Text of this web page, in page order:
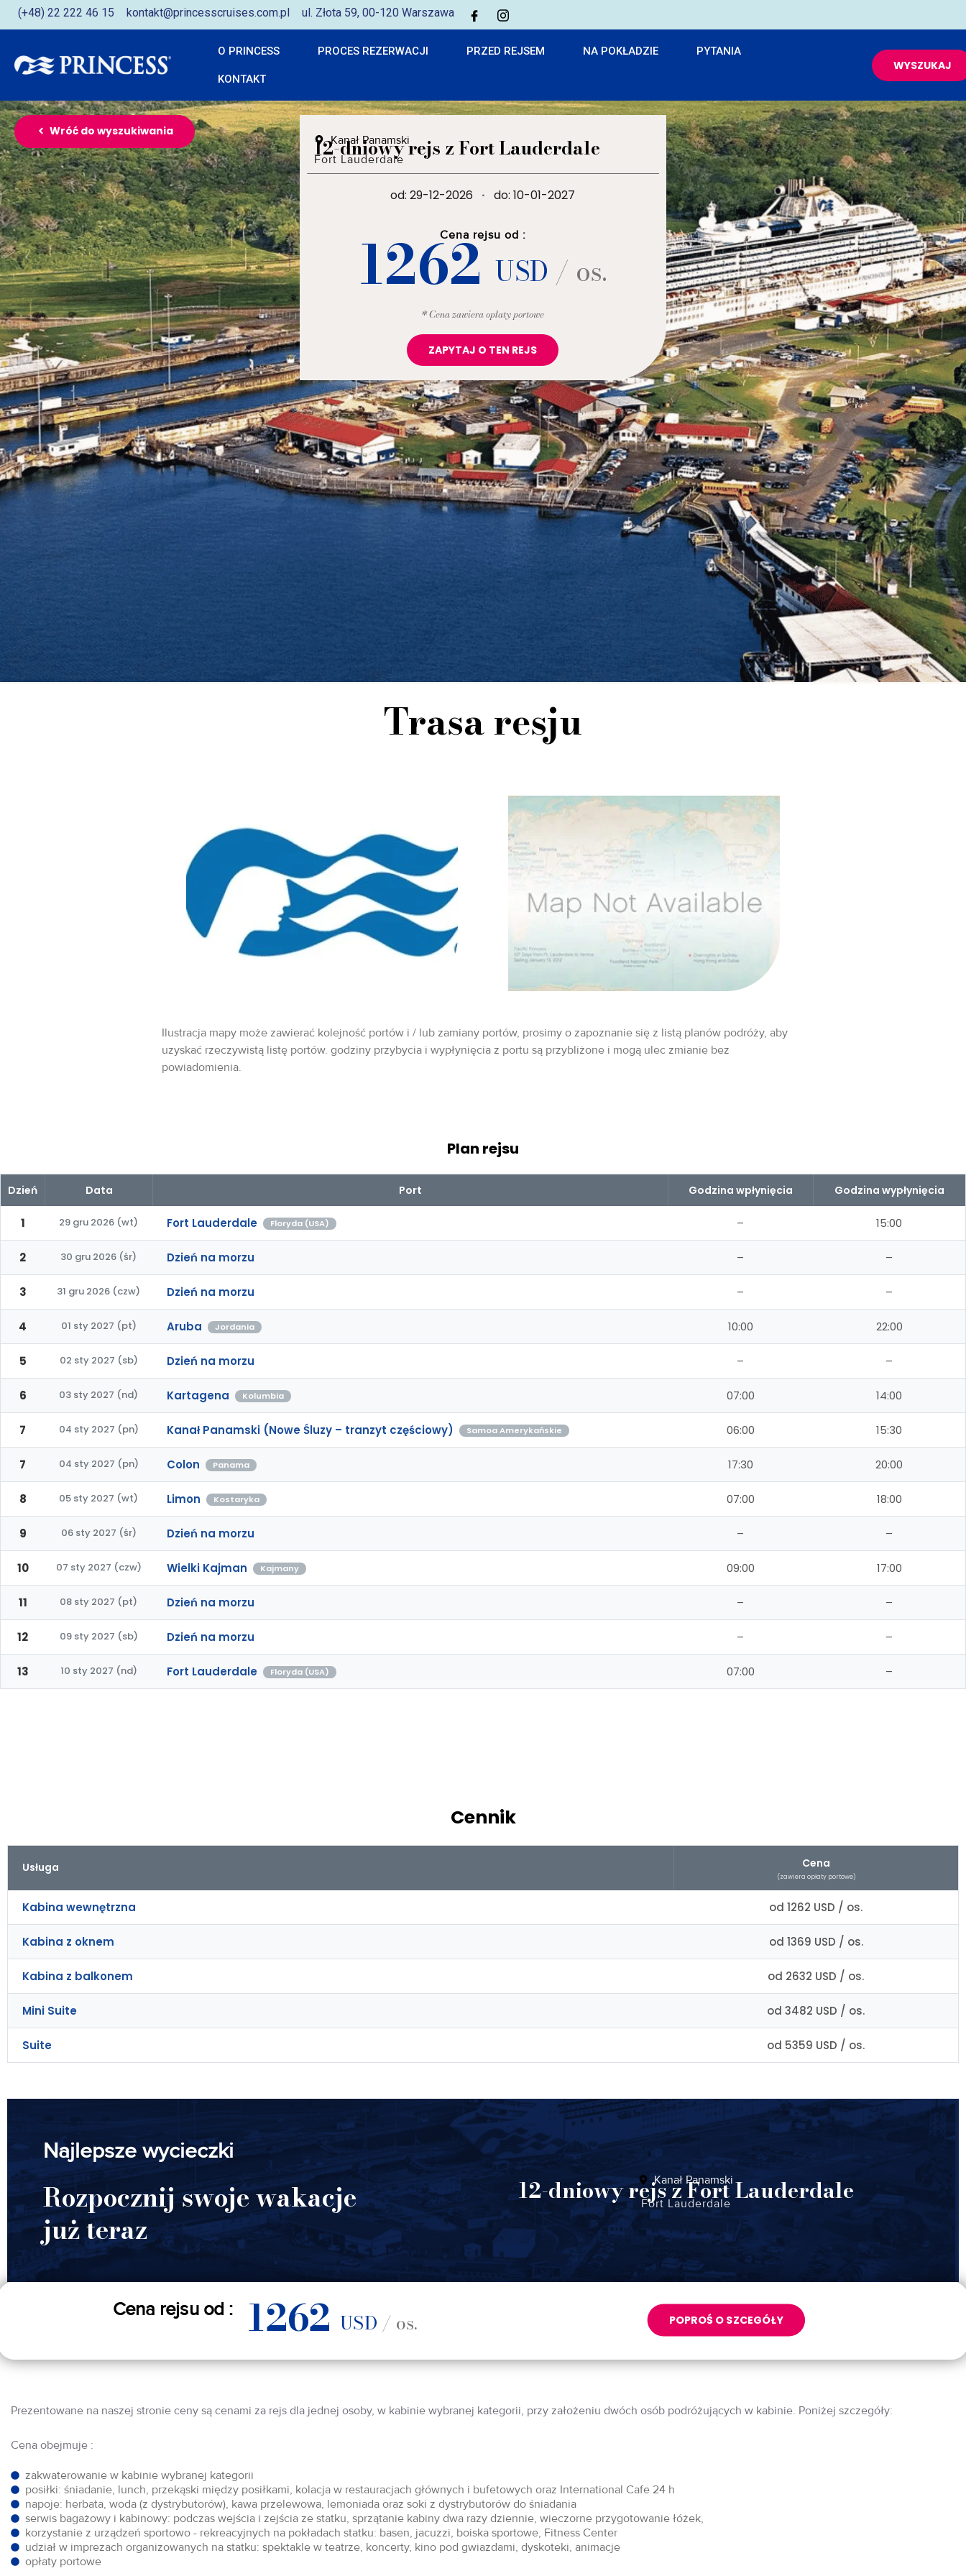
(+48) 22 222 46 15 kontakt@princesscruises.com.pl ul. Złota 59, 00-120 Warszawa
O PRINCESS PROCES REZERWACJI PRZED REJSEM NA POKŁADZIE PYTANIA
KONTAKT
WYSZUKAJ
Wróć do wyszukiwania
Kanał Panamski
12-dniowy rejs z Fort Lauderdale
Fort Lauderdale
od: 29-12-2026 · do: 10-01-2027
Cena rejsu od :
1262USD / os.
* Cena zawiera opłaty portowe
ZAPYTAJ O TEN REJS
Trasa resju
Ilustracja mapy może zawierać kolejność portów i / lub zamiany portów, prosimy o zapoznanie się z listą planów podróży, aby
uzyskać rzeczywistą listę portów. godziny przybycia i wypłynięcia z portu są przybliżone i mogą ulec zmianie bez
powiadomienia.
Plan rejsu
Dzień Data Port Godzina wpłynięcia Godzina wypłynięcia
1 29 gru 2026 (wt) Fort Lauderdale Floryda (USA) – 15:00
2 30 gru 2026 (śr) Dzień na morzu – –
3 31 gru 2026 (czw) Dzień na morzu – –
4 01 sty 2027 (pt) Aruba Jordania 10:00 22:00
5 02 sty 2027 (sb) Dzień na morzu – –
6 03 sty 2027 (nd) Kartagena Kolumbia 07:00 14:00
7 04 sty 2027 (pn) Kanał Panamski (Nowe Śluzy – tranzyt częściowy) Samoa Amerykańskie 06:00 15:30
7 04 sty 2027 (pn) Colon Panama 17:30 20:00
8 05 sty 2027 (wt) Limon Kostaryka 07:00 18:00
9 06 sty 2027 (śr) Dzień na morzu – –
10 07 sty 2027 (czw) Wielki Kajman Kajmany 09:00 17:00
11 08 sty 2027 (pt) Dzień na morzu – –
12 09 sty 2027 (sb) Dzień na morzu – –
13 10 sty 2027 (nd) Fort Lauderdale Floryda (USA) 07:00 –
Cennik
Usługa Cena
(zawiera opłaty portowe)
Kabina wewnętrzna od 1262 USD / os.
Kabina z oknem od 1369 USD / os.
Kabina z balkonem od 2632 USD / os.
Mini Suite od 3482 USD / os.
Suite od 5359 USD / os.
Najlepsze wycieczki
Rozpocznij swoje wakacje
już teraz
Kanał Panamski
12-dniowy rejs z Fort Lauderdale
Fort Lauderdale
Cena rejsu od : 1262 USD / os. POPROŚ O SZCEGÓŁY
Prezentowane na naszej stronie ceny są cenami za rejs dla jednej osoby, w kabinie wybranej kategorii, przy założeniu dwóch osób podróżujących w kabinie. Poniżej szczegóły:
Cena obejmuje :
zakwaterowanie w kabinie wybranej kategorii
posiłki: śniadanie, lunch, przekąski między posiłkami, kolacja w restauracjach głównych i bufetowych oraz International Cafe 24 h
napoje: herbata, woda (z dystrybutorów), kawa przelewowa, lemoniada oraz soki z dystrybutorów do śniadania
serwis bagażowy i kabinowy: podczas wejścia i zejścia ze statku, sprzątanie kabiny dwa razy dziennie, wieczorne przygotowanie łóżek,
korzystanie z urządzeń sportowo - rekreacyjnych na pokładach statku: basen, jacuzzi, boiska sportowe, Fitness Center
udział w imprezach organizowanych na statku: spektakle w teatrze, koncerty, kino pod gwiazdami, dyskoteki, animacje
opłaty portowe